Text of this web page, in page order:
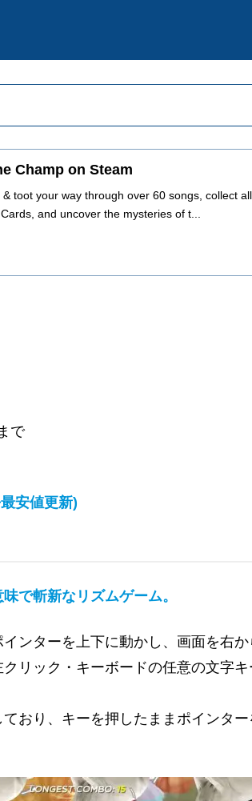
Champ on Steam
& toot your way through over 60 songs, collect
and uncover the mysteries of t...
で
安値更新)
で斬新なリズムゲーム。
ンターを上下に動かし、画面を右
リック・キーボードの任意の文字
ており、キーを押したままポインタ